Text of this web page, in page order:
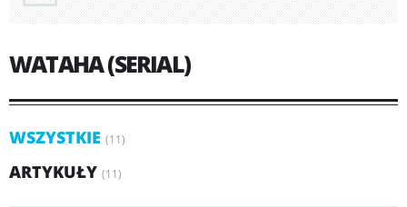
WATAHA (SERIAL)
WSZYSTKIE (11)
ARTYKUŁY (11)